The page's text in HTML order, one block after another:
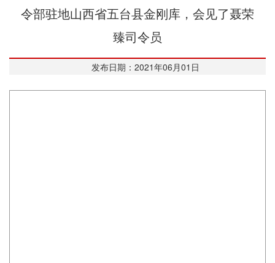
令部驻地山西省五台县金刚库，会见了聂荣
臻司令员
发布日期：2021年06月01日